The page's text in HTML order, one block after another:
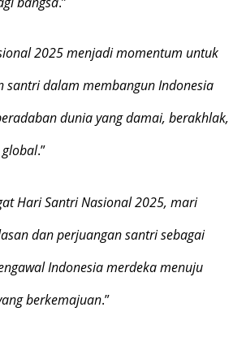
2025 menjadi momentum untuk
santri dalam membangun Indonesia
dunia yang damai, berakhlak,
.”
Hari Santri Nasional 2025, mari
dan perjuangan santri sebagai
Indonesia merdeka menuju
berkemajuan.”